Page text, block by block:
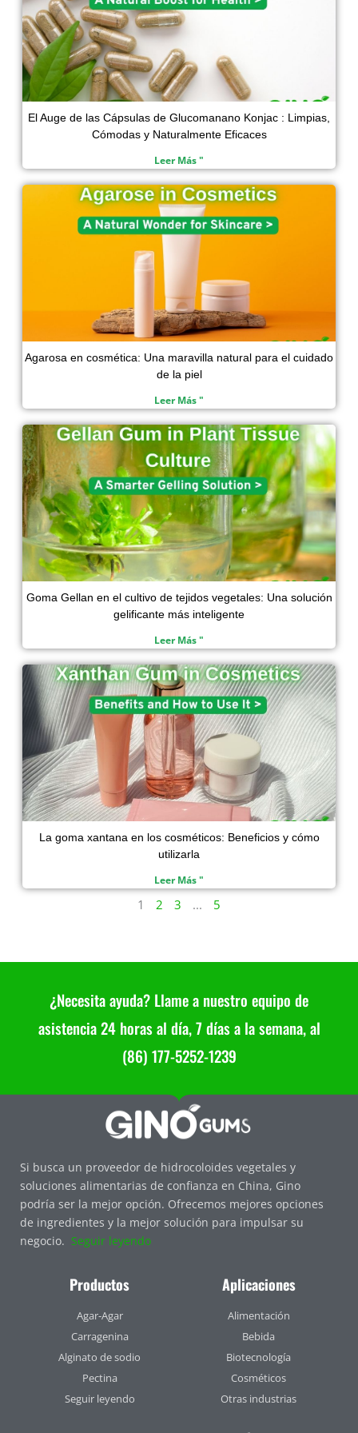
El Auge de las Cápsulas de Glucomanano Konjac : Limpias,
Cómodas y Naturalmente Eficaces
Leer Más "
Agarosa en cosmética: Una maravilla natural para el cuidado
de la piel
Leer Más "
Goma Gellan en el cultivo de tejidos vegetales: Una solución
gelificante más inteligente
Leer Más "
La goma xantana en los cosméticos: Beneficios y cómo
utilizarla
Leer Más "
1 2 3 ... 5
¿Necesita ayuda? Llame a nuestro equipo de
asistencia 24 horas al día, 7 días a la semana, al
(86) 177-5252-1239
Si busca un proveedor de hidrocoloides vegetales y
soluciones alimentarias de confianza en China, Gino
podría ser la mejor opción. Ofrecemos mejores opciones
de ingredientes y la mejor solución para impulsar su
negocio. Seguir leyendo
Productos
Agar-Agar
Carragenina
Alginato de sodio
Pectina
Seguir leyendo
Aplicaciones
Alimentación
Bebida
Biotecnología
Cosméticos
Otras industrias